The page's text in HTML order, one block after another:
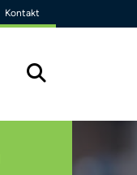
Kontakt